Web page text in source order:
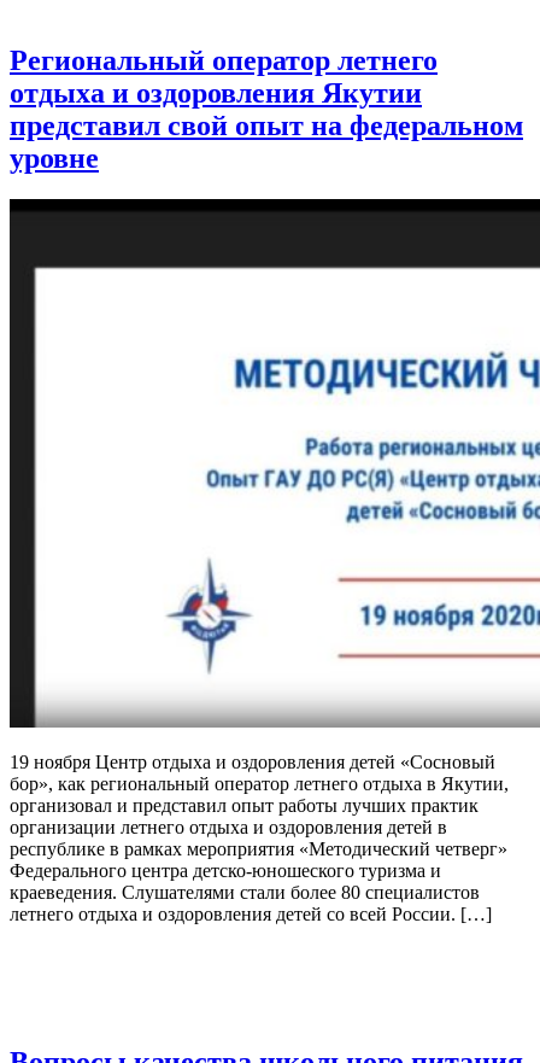
Региональный оператор летнего
отдыха и оздоровления Якутии
представил свой опыт на федеральном
уровне
19 ноября Центр отдыха и оздоровления детей «Сосновый
бор», как региональный оператор летнего отдыха в Якутии,
организовал и представил опыт работы лучших практик
организации летнего отдыха и оздоровления детей в
республике в рамках мероприятия «Методический четверг»
Федерального центра детско-юношеского туризма и
краеведения. Слушателями стали более 80 специалистов
летнего отдыха и оздоровления детей со всей России. […]